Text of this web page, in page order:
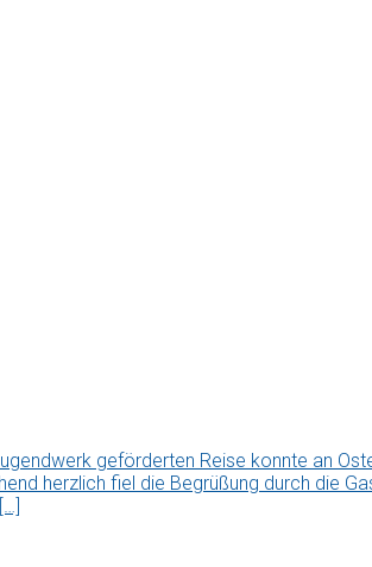
geförderten Reise konnte an
herzlich fiel die Begrüßung durch die